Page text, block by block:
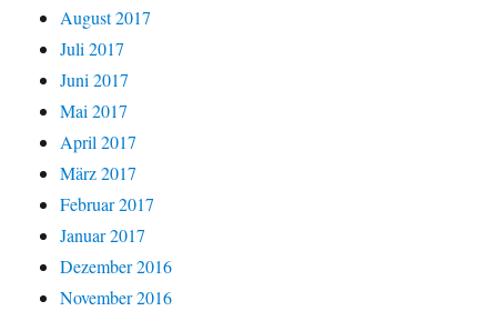
August 2017
Juli 2017
Juni 2017
Mai 2017
April 2017
März 2017
Februar 2017
Januar 2017
Dezember 2016
November 2016